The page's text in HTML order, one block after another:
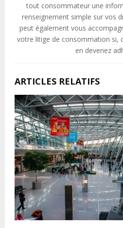
tout consommateur une
renseignement simple sur vos
peut également vous
votre litige de consommation si,
en devenez
ARTICLES RELATIFS